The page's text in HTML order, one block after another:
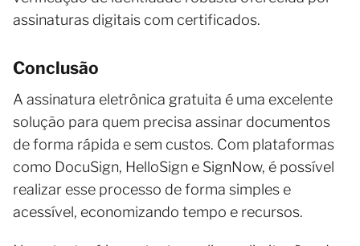
assinaturas digitais com certificados.
Conclusão
A assinatura eletrônica gratuita é uma excelente
solução para quem precisa assinar documentos
de forma rápida e sem custos. Com plataformas
como DocuSign, HelloSign e SignNow, é possível
realizar esse processo de forma simples e
acessível, economizando tempo e recursos.